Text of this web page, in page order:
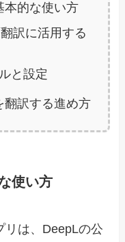
本的な使い方
訳に活用する
と設定
翻訳する進め方
使い方
リは、DeepLの公